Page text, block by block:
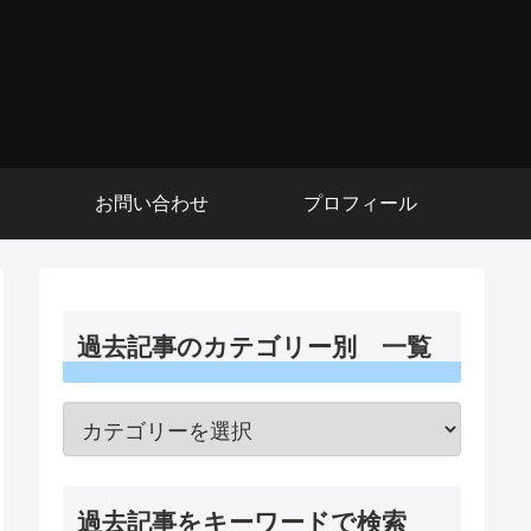
お問い合わせ プロフィール
過去記事のカテゴリー別 一覧
過去記事をキーワードで検索